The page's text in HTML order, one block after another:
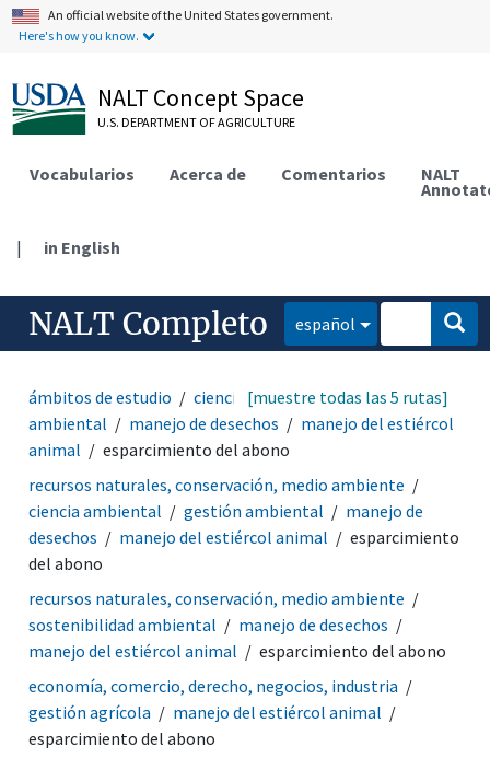
An official website of the United States government.
Here's how you know.
NALT Concept Space
U.S. DEPARTMENT OF AGRICULTURE
Vocabularios Acerca de Comentarios NALT
| in English
NALT Completo español
ámbitos de estudio ciencia ambiental
gestión
ambiental
manejo de desechos
manejo del estiércol
animal
esparcimiento del abono
[muestre todas las 5 rutas]
recursos naturales, conservación, medio ambiente
ciencia ambiental
gestión ambiental
manejo de
desechos
manejo del estiércol animal
esparcimiento
del abono
recursos naturales, conservación, medio ambiente
sostenibilidad ambiental
manejo de desechos
manejo del estiércol animal
esparcimiento del abono
economía, comercio, derecho, negocios, industria
gestión agrícola
manejo del estiércol animal
esparcimiento del abono